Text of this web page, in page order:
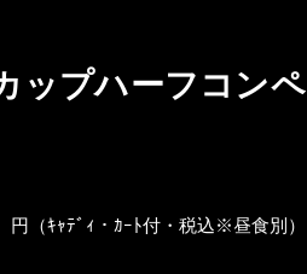
ップハーフコンペ
円（ｷｬﾃﾞｨ・ｶｰﾄ付・税込※昼食別）